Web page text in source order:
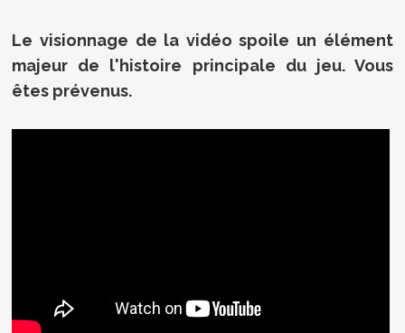
Le visionnage de la vidéo spoile un élément
majeur de l'histoire principale du jeu. Vous
êtes prévenus.